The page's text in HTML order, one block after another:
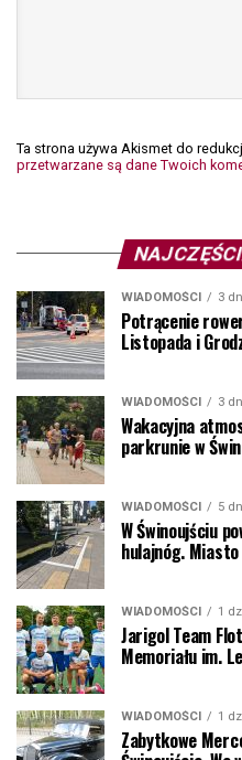
Ta strona używa Akismet do
przetwarzane są dane Twoich
WIADOMOŚCI 3
Potrącenie
Listopada i
WIADOMOŚCI 3
Wakacyjna
parkrunie w
WIADOMOŚCI 5
W Świnoujściu
hulajnóg.
WIADOMOŚCI 1
Jarigol Team
Memoriału im.
WIADOMOŚCI 1
Zabytkowe